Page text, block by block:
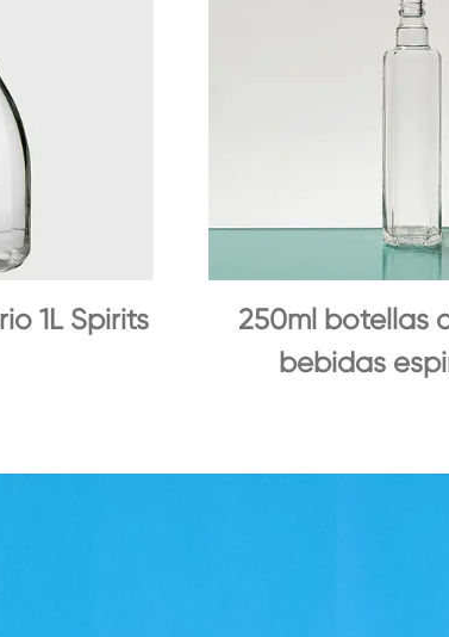
1L Spirits
250ml botellas
bebidas